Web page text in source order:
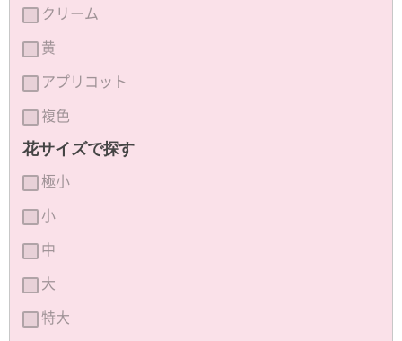
クリーム
黄
アプリコット
複色
花サイズで探す
極小
小
中
大
特大